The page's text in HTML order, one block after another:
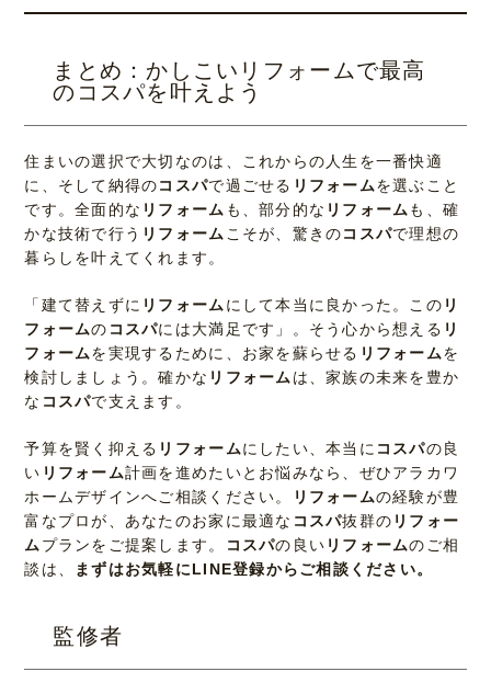
まとめ：かしこいリフォームで最高
のコスパを叶えよう
住まいの選択で大切なのは、これからの人生を一番快適
に、そして納得のコスパで過ごせる リフォームを選ぶこと
です。全面的な リフォーム も、部分的な リフォーム も、確
かな技術で行う リフォーム こそが、驚きのコスパで理想の
暮らしを叶えてくれます。
「建て替えずに リフォーム にして本当に良かった。この リ
フォームの コスパには大満足です」。そう心から想える リ
フォームを実現するために、お家を蘇らせる リフォームを
検討しましょう。確かな リフォーム は、家族の未来を豊か
な コスパで支えます。
予算を賢く抑える リフォームにしたい、本当に コスパの良
い リフォーム計画を進めたいとお悩みなら、ぜひアラカワ
ホームデザインへご相談ください。
リフォームの経験が豊
富なプロが、あなたのお家に最適な コスパ抜群の リフォー
ム プランをご提案します。 コスパの良い リフォームのご相
談は、
まずはお気軽にLINE登録からご相談ください。
監修者